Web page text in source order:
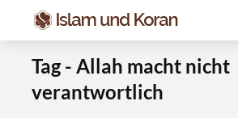
Tag - Allah macht nicht
verantwortlich